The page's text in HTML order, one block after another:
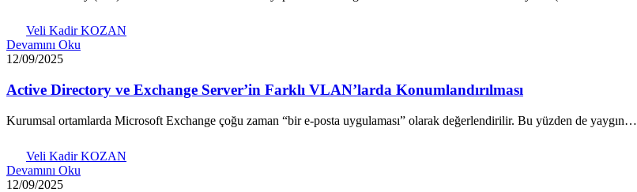
Veli Kadir KOZAN
Devamını Oku
12/09/2025
Active Directory ve Exchange Server’in Farklı VLAN’larda Konumlandırılması
Kurumsal ortamlarda Microsoft Exchange çoğu zaman “bir e-posta uygulaması” olarak değerlendirilir. Bu yüzden de yaygın…
Veli Kadir KOZAN
Devamını Oku
12/09/2025